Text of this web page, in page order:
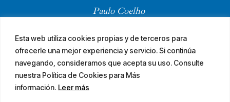
Esta web utiliza cookies propias y de terceros para
ofrecerle una mejor experiencia y servicio. Si continúa
navegando, consideramos que acepta su uso. Consulte
nuestra Política de Cookies para Más
información. Leer más
Paulo Coelho